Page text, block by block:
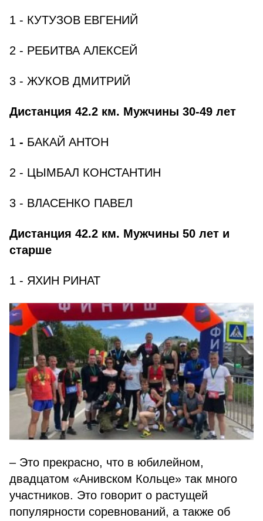
1 - КУТУЗОВ ЕВГЕНИЙ
2 - РЕБИТВА АЛЕКСЕЙ
3 - ЖУКОВ ДМИТРИЙ
Дистанция 42.2 км. Мужчины 30-49 лет
1 - БАКАЙ АНТОН
2 - ЦЫМБАЛ КОНСТАНТИН
3 - ВЛАСЕНКО ПАВЕЛ
Дистанция 42.2 км. Мужчины 50 лет и
старше
1 - ЯХИН РИНАТ
– Это прекрасно, что в юбилейном,
двадцатом «Анивском Кольце» так много
участников. Это говорит о растущей
популярности соревнований, а также об